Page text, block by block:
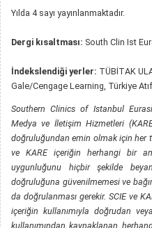
Yılda 4 sayı yayınlanmaktadır.
Dergi kısaltması: South Clin Ist
İndekslendiği yerler: TÜBİTAK
Gale/Cengage Learning, Türkiye
Southern Clinics of Istanbul
Medya ve İletişim Hizmetleri
doğruluğundan emin olmak için her
ve KARE içeriğin herhangi bir
uygunluğunu hiçbir şekilde
doğruluğuna güvenilmemesi ve
da doğrulanması gerekir. SCIE ve
içeriğin kullanımıyla doğrudan
kullanımından kaynaklanan